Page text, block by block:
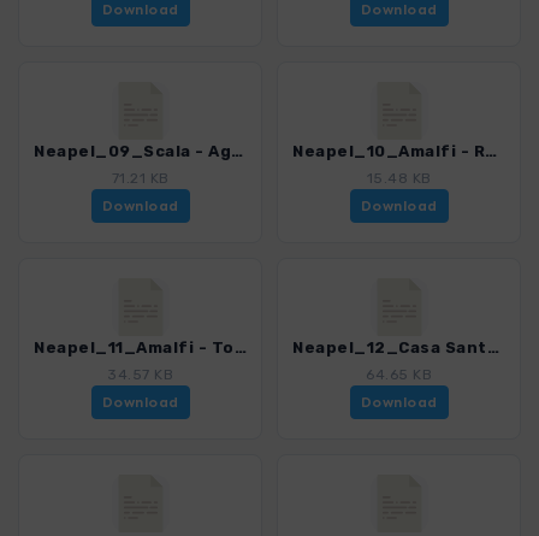
Download
Download
Neapel_09_Scala - Agerola San Lazzaro_4200_7.gpx
71.21 KB
Download
Neapel_10_Amalfi - Ravello_4200_7.gpx
15.48 KB
Download
Neapel_11_Amalfi - Torre dello Ziro_4200_7.gpx
34.57 KB
Download
Neapel_12_Casa Santa Maria dei Monti_4200_7.gpx
64.65 KB
Download